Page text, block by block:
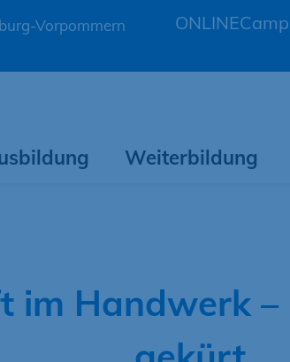
Vorpommern
Weiterbildung
im Handwerk